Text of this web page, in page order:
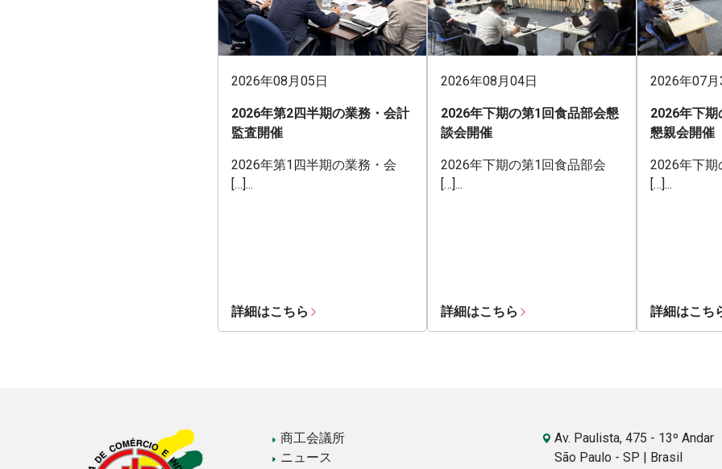
2026年08月05日
2026年第2四半期の業務・会計
監査開催
2026年第1四半期の業務・会
[…]...
詳細はこちら
2026年08月04日
2026年下期の第1回食品部会懇
談会開催
2026年下期の第1回食品部会
[…]...
詳細はこちら
2026年07
2026年下
懇親会開催
2026年下期
[…]...
詳細はこち
商工会議所
ニュース
Av. Paulista, 475 - 13º Andar
São Paulo - SP | Brasil